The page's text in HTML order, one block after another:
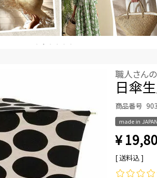
職人さん
日傘
商品番号
made in JAPAN
¥
送料込